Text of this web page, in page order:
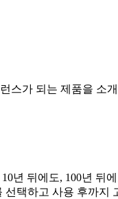
스가 되는 제품을 소
년 뒤에도, 100년 뒤
택하고 사용 후까지